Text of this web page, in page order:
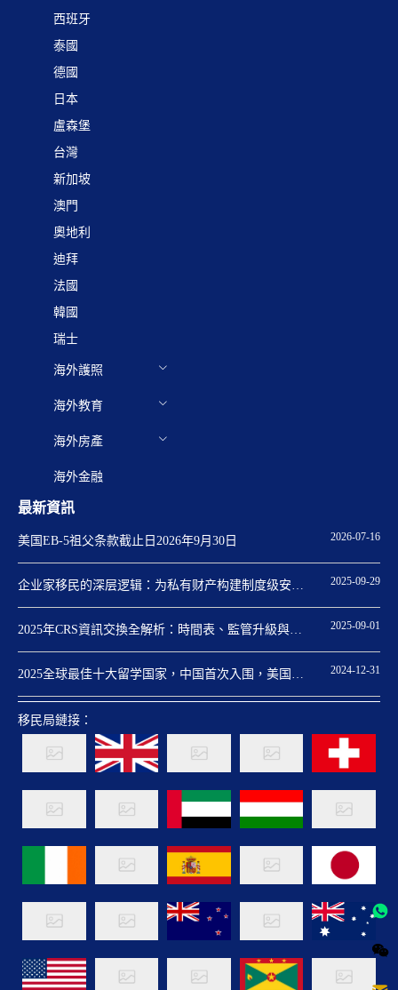
西班牙
泰國
德國
日本
盧森堡
台灣
新加坡
澳門
奧地利
迪拜
法國
韓國
瑞士
海外護照
海外教育
海外房產
海外金融
最新資訊
2026-07-16
美国EB-5祖父条款截止日2026年9月30日
2025-09-29
企业家移民的深层逻辑：为私有财产构建制度级安全
2025-09-01
2025年CRS資訊交換全解析：時間表、監管升級與身
2024-12-31
2025全球最佳十大留学国家，中国首次入围，美国重
移民局鏈接：